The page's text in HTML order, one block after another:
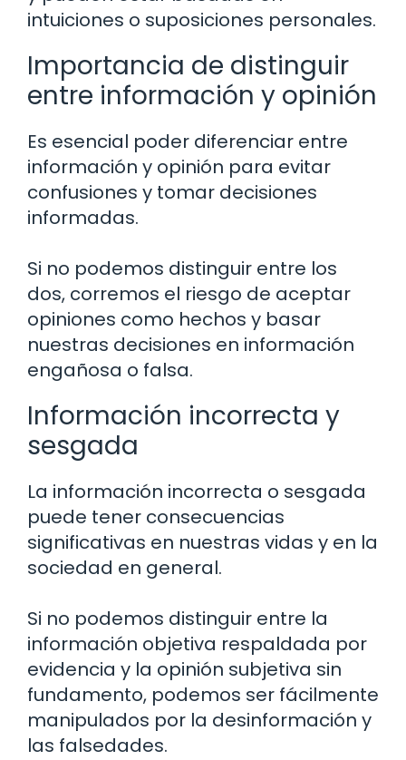
intuiciones o suposiciones personales.
Importancia de distinguir
entre información y opinión
Es esencial poder diferenciar entre
información y opinión para evitar
confusiones y tomar decisiones
informadas.
Si no podemos distinguir entre los
dos, corremos el riesgo de aceptar
opiniones como hechos y basar
nuestras decisiones en información
engañosa o falsa.
Información incorrecta y
sesgada
La información incorrecta o sesgada
puede tener consecuencias
significativas en nuestras vidas y en la
sociedad en general.
Si no podemos distinguir entre la
información objetiva respaldada por
evidencia y la opinión subjetiva sin
fundamento, podemos ser fácilmente
manipulados por la desinformación y
las falsedades.